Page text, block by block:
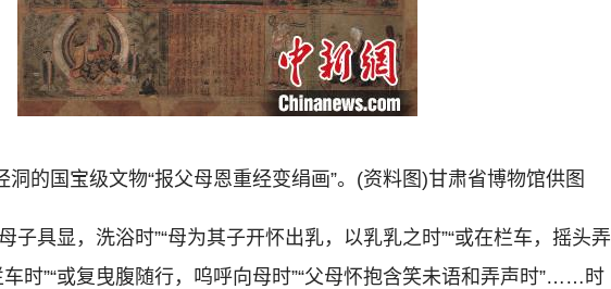
国宝级文物“报父母恩重经变绢画”。(资料图)甘肃省博物馆供图
具显，洗浴时”“母为其子开怀出乳，以乳乳之时”“或在栏车，摇头弄
车时”“或复曳腹随行，呜呼向母时”“父母怀抱含笑未语和弄声时”……时